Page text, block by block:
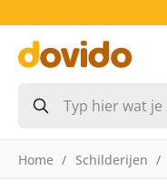
Home Schilderijen